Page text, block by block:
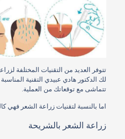
تتوفر العديد من التقنيات المختلفة
لك الدكتور هادي عبيدي التقنية
تتماشى مع توقعاتك من العملية.
اما بالنسبة لتقنيات زراعة الشعر فهي
زراعة الشعر بالشريحة